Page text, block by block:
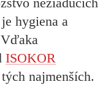
hygiena a
ISOKOR
najmenších.